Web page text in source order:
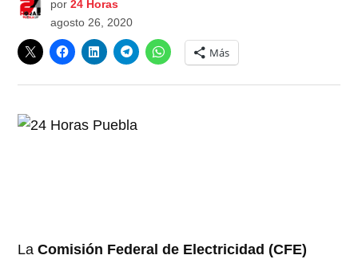
por 24 Horas
agosto 26, 2020
Más
LaComisión Federal de Electricidad (CFE)